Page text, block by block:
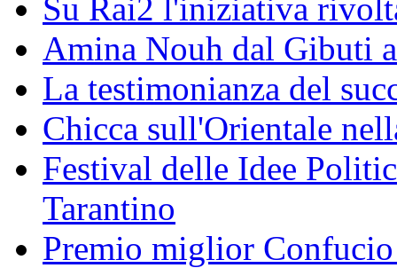
Su Rai2 l'iniziativa
Amina Nouh dal Gibuti
La testimonianza del
Chicca sull'Orientale
Festival delle Idee
Tarantino
Premio miglior